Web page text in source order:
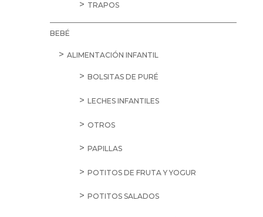
TRAPOS
BEBÉ
ALIMENTACIÓN INFANTIL
BOLSITAS DE PURÉ
LECHES INFANTILES
OTROS
PAPILLAS
POTITOS DE FRUTA Y YOGUR
POTITOS SALADOS